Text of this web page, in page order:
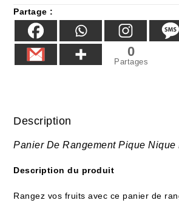
Partage :
0
Partages
Description
Panier De Rangement Pique Nique
Description du produit
Rangez vos fruits avec ce panier de